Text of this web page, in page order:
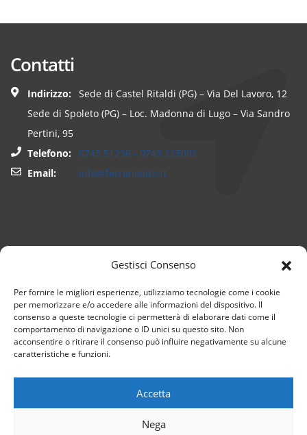
Gestisci Consenso
Per fornire le migliori esperienze, utilizziamo tecnologie come i cookie
per memorizzare e/o accedere alle informazioni del dispositivo. Il
consenso a queste tecnologie ci permetterà di elaborare dati come il
comportamento di navigazione o ID unici su questo sito. Non
acconsentire o ritirare il consenso può influire negativamente su alcune
caratteristiche e funzioni.
Accetta
Nega
Contatti
Indirizzo:
Sede di Castel Ritaldi (PG) – Via Del Lavoro, 12
Sede di Spoleto (PG) – Loc. Madonna di Lugo – Via Sandro
Pertini, 95
Telefono:
0743 51236 - 0743 225092
Email:
info@ferroniauto.it